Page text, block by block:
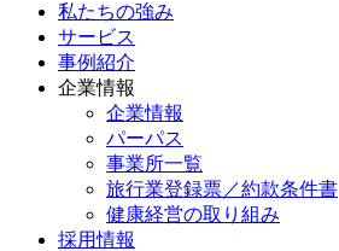
私たちの強み
サービス
事例紹介
企業情報
企業情報
パーパス
事業所一覧
旅行業登録票／約款条件書
健康経営の取り組み
採用情報